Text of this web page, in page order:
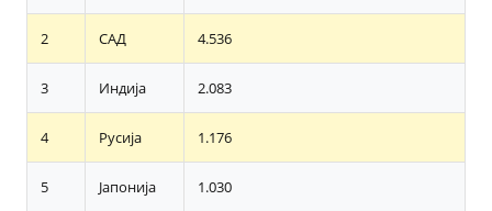
2 САД 4.536
3 Индија 2.083
4 Русија 1.176
5 Јапонија 1.030